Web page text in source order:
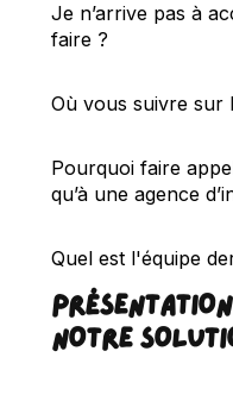
Je n’arrive pas à
faire ?
Où vous suivre sur
Pourquoi faire
qu’à une agence
Quel est l'équipe
NOTRE